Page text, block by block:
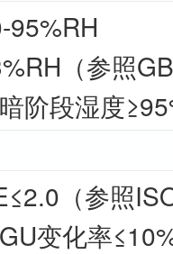
95%RH
（参照
阶段湿度
（参照
变化率